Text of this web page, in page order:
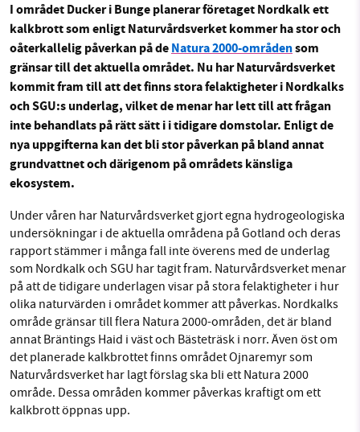
Threads LinkedIn
I området Ducker i Bunge planerar företaget Nordkalk ett
kalkbrott som enligt Naturvårdsverket kommer ha stor och
oåterkallelig påverkan på deNatura 2000-områdensom
gränsar till det aktuella området. Nu har Naturvårdsverket
kommit fram till att det finns stora felaktigheter i Nordkalks
och SGU:s underlag, vilket de menar har lett till att frågan
inte behandlats på rätt sätt i i tidigare domstolar. Enligt de
nya uppgifterna kan det bli stor påverkan på bland annat
grundvattnet och därigenom på områdets känsliga
ekosystem.
Under våren har Naturvårdsverket gjort egna hydrogeologiska
undersökningar i de aktuella områdena på Gotland och deras
rapport stämmer i många fall inte överens med de underlag
som Nordkalk och SGU har tagit fram. Naturvårdsverket menar
på att de tidigare underlagen visar på stora felaktigheter i hur
olika naturvärden i området kommer att påverkas. Nordkalks
område gränsar till flera Natura 2000-områden, det är bland
annat Bräntings Haid i väst och Bästeträsk i norr. Även öst om
det planerade kalkbrottet finns området Ojnaremyr som
Naturvårdsverket har lagt förslag ska bli ett Natura 2000
område. Dessa områden kommer påverkas kraftigt om ett
kalkbrott öppnas upp.
SMB kämpar för en hållbar framtid. Sedan
starten 2010 har vår ideella redaktion drivit
miljödebatten framåt genom
nyhetsbevakning och granskningar. Nu vill vi
utveckla vårt arbete – och vi hoppas att du
vill hjälpa oss.
Stötta vårt arbete genom att swisha en slant till
1231368703
Läs vad vi vill göra